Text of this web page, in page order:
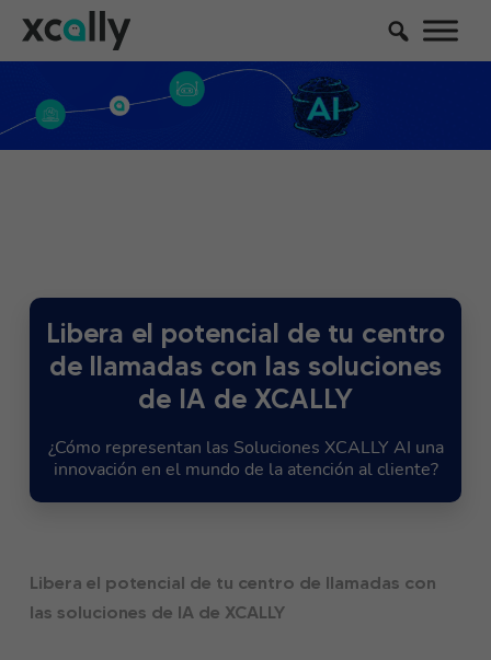
Libera el potencial de tu centro
de llamadas con las soluciones
de IA de XCALLY
¿Cómo representan las Soluciones XCALLY AI una
innovación en el mundo de la atención al cliente?
Libera el potencial de tu centro de llamadas con
las soluciones de IA de XCALLY